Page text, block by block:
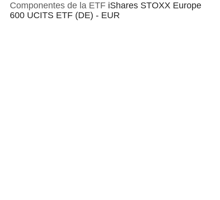
Componentes de la ETF iShares STOXX Europe
600 UCITS ETF (DE) - EUR